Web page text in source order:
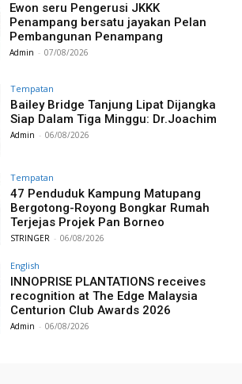
Ewon seru Pengerusi JKKK
Penampang bersatu jayakan Pelan
Pembangunan Penampang
Admin - 07/08/2026
Tempatan
Bailey Bridge Tanjung Lipat Dijangka
Siap Dalam Tiga Minggu: Dr.Joachim
Admin - 06/08/2026
Tempatan
47 Penduduk Kampung Matupang
Bergotong-Royong Bongkar Rumah
Terjejas Projek Pan Borneo
STRINGER - 06/08/2026
English
INNOPRISE PLANTATIONS receives
recognition at The Edge Malaysia
Centurion Club Awards 2026
Admin - 06/08/2026